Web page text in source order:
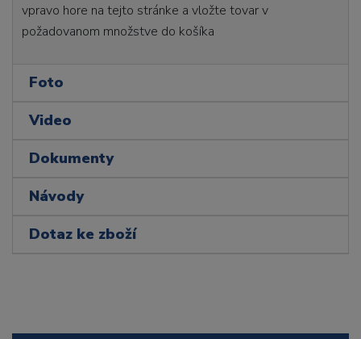
vpravo hore na tejto stránke a vložte tovar v
požadovanom množstve do košíka
Foto
Video
Dokumenty
Návody
Dotaz ke zboží